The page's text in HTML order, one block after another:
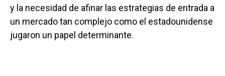
y la necesidad de afinar las estrategias de entrada a
un mercado tan complejo como el estadounidense
jugaron un papel determinante.